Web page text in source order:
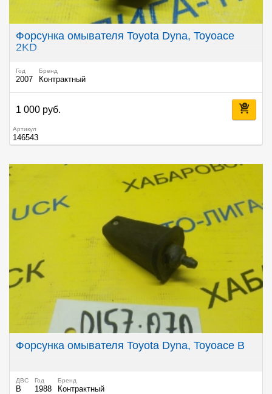
Форсунка омывателя Toyota Dyna, Toyoace
2KD
Год
2007
Бренд
Контрактный
1 000 руб.
Артикул
146543
Форсунка омывателя Toyota Dyna, Toyoace B
ДВС
B
Год
1988
Бренд
Контрактный